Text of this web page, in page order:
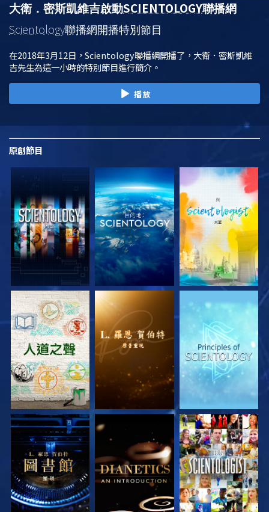
大衛．密斯凱維吉啟動SCIENTOLOGY聯播網
Scientology聯播網開播特別節目
在2018年3月12日，Scientology聯播網開播了，大衛．密斯凱維
吉先生為這一小時的特別節目進行簡介。
播放
原創節目
探索系列節目 探索系列節目 探索系列節目
探索系列節目 探索系列節目 觀看